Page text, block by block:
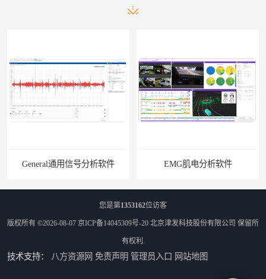
General通用信号分析软件 EMG肌电分析软件
您是第1353162位访客
版权所有 ©2026-08-07 京ICP备14045309号-20 北京津发科技股份有限公司 保留所
有权利.
技术支持： 八方资源网 免责声明 管理员入口 网站地图